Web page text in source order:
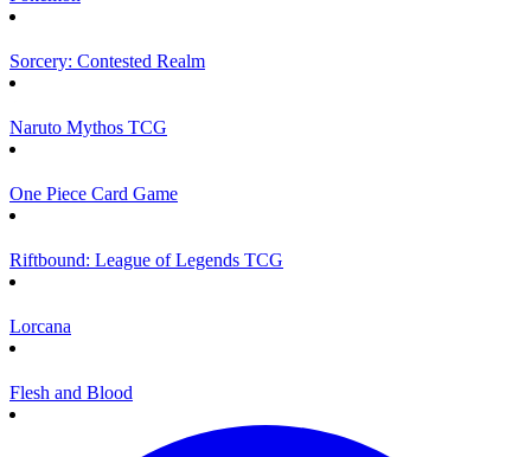
Sorcery: Contested Realm
Naruto Mythos TCG
One Piece Card Game
Riftbound: League of Legends TCG
Lorcana
Flesh and Blood